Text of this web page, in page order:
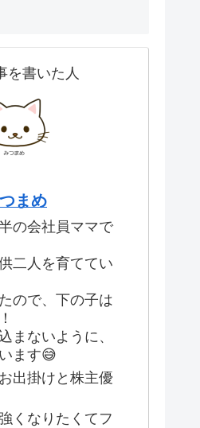
を書いた人
まめ
の会社員ママで
二人を育ててい
ので、下の子は
まないように、
ます😅
出掛けと株主優
くなりたくてフ